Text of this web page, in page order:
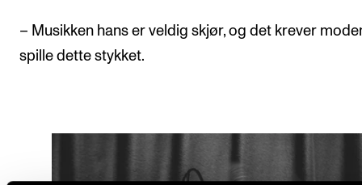
– Musikken hans er veldig skjør, og det krever
spille dette stykket.